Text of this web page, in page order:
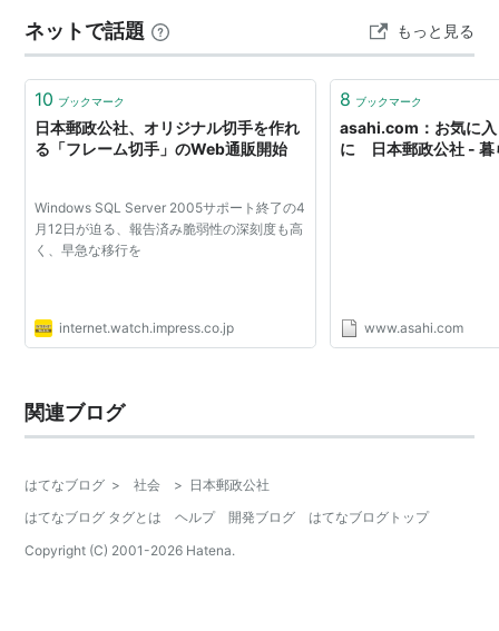
った。 「来週では遅すぎるなあ」と言いながら「それな
ら、速達にしてください」と言った。…
ネットで話題 もっと見る
10 ブックマーク
日本郵政公社、オリジナル切手を作れ
る「フレーム切手」のWeb通販開始
Windows SQL Server 2005サポート終了の4
月12日が迫る、報告済み脆弱性の深刻度も高
く、早急な移行を
internet.watch.impress.co.jp
8 ブックマーク
asahi.com：お気に
に 日本郵政公社 - 暮
www.asahi.com
関連ブログ
はてなブログ > 社会 > 日本郵政公社
はてなブログ タグとは
ヘルプ 開発ブログ
はてなブログトップ
Copyright (C) 2001-2026 Hatena.